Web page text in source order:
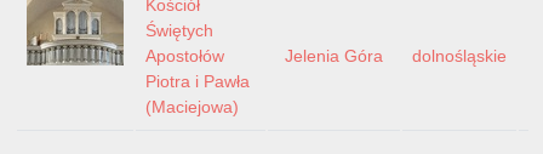
Kościół
Świętych
Apostołów
Piotra i Pawła
(Maciejowa)
Jelenia Góra dolnośląskie